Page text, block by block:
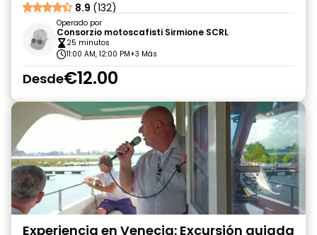
8.9 (132)
Operado por
Consorzio motoscafisti Sirmione SCRL
25 minutos
11:00 AM, 12:00 PM+3 Más
Desde€12.00
Experiencia en Venecia: Excursión guiada